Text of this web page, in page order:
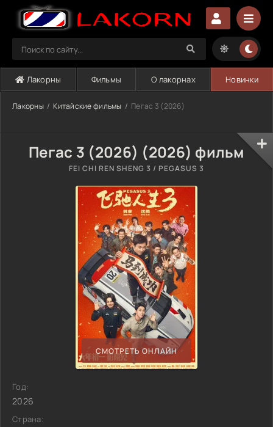
Лакорны Фильмы О лакорнах Новинки
Лакорны Китайские фильмы Пегас 3 (2026)
Пегас 3 (2026) (2026) фильм
FEI CHI REN SHENG 3 / PEGASUS 3
СМОТРЕТЬ ОНЛАЙН
Год:
2026
Страна: